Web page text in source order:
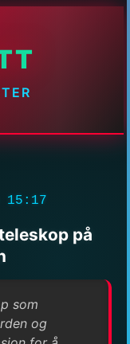
15:17
på
som
og